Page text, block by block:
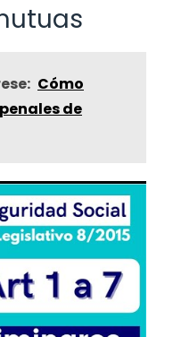
Cómo
de